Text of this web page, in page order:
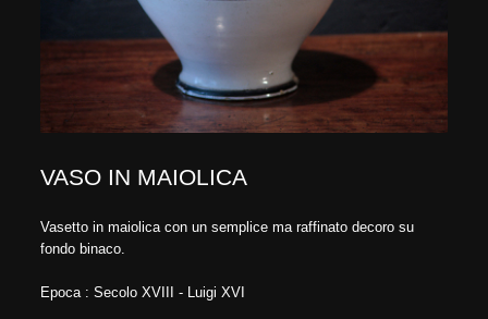
VASO IN MAIOLICA
Vasetto in maiolica con un semplice ma raffinato decoro su
fondo binaco.
Epoca : Secolo XVIII - Luigi XVI